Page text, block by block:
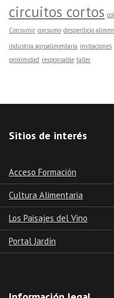
circuitos cortos
Consumir consumo desperdicio
industria agroalimentaria invitaciones
proximidad responsable taller
Sitios de interés
Acceso Formación
Cultura Alimentaria
Los Paisajes del Vino
Portal Jardín